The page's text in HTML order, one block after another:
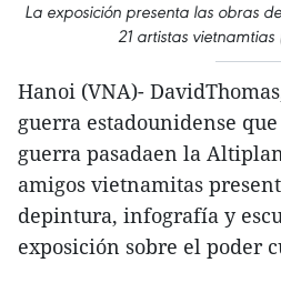
La exposición presenta las obras
21 artistas vietnamtias
Hanoi (VNA)-
guerra estadounidense
guerra pasadaen la
amigos vietnamitas
depintura, infografía y
exposición sobre el poder